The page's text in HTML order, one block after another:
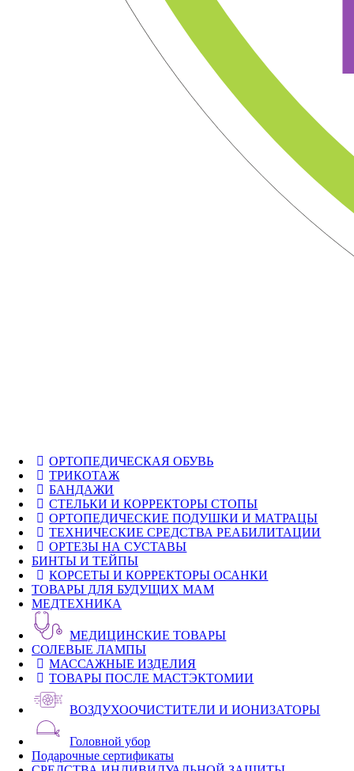
ОРТОПЕДИЧЕСКАЯ ОБУВЬ
ТРИКОТАЖ
БАНДАЖИ
СТЕЛЬКИ И КОРРЕКТОРЫ СТОПЫ
ОРТОПЕДИЧЕСКИЕ ПОДУШКИ И МАТРАЦЫ
ТЕХНИЧЕСКИЕ СРЕДСТВА РЕАБИЛИТАЦИИ
ОРТЕЗЫ НА СУСТАВЫ
БИНТЫ И ТЕЙПЫ
КОРСЕТЫ И КОРРЕКТОРЫ ОСАНКИ
ТОВАРЫ ДЛЯ БУДУЩИХ МАМ
МЕДТЕХНИКА
МЕДИЦИНСКИЕ ТОВАРЫ
СОЛЕВЫЕ ЛАМПЫ
МАССАЖНЫЕ ИЗДЕЛИЯ
ТОВАРЫ ПОСЛЕ МАСТЭКТОМИИ
ВОЗДУХООЧИСТИТЕЛИ И ИОНИЗАТОРЫ
Головной убор
Подарочные сертификаты